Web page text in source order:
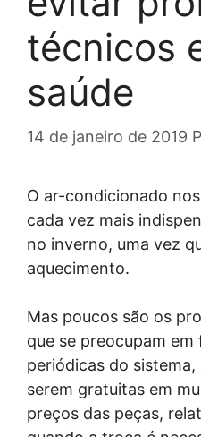
técnicos
saúde
14 de janeiro de 2019
O ar-condicionado
cada vez mais
no inverno, uma vez
aquecimento.
Mas poucos são os
que se preocupam
periódicas do
serem gratuitas em
preços das peças,